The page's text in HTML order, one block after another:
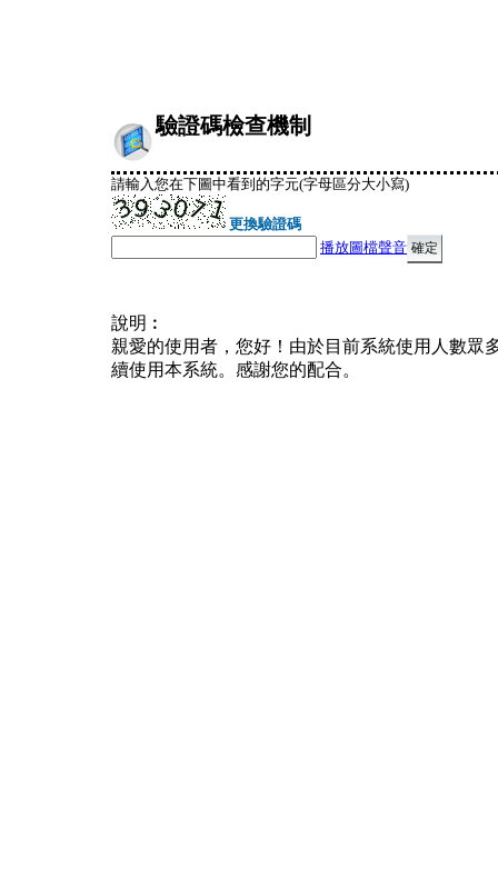
驗證碼檢查機制
請輸入您在下圖中看到的字元(字母區分大小寫)
更換驗證碼
播放圖檔聲音
說明︰
親愛的使用者，您好！由於目前系統使用人數眾
續使用本系統。感謝您的配合。